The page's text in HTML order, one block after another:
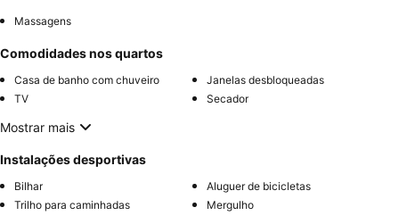
Massagens
Comodidades nos quartos
Casa de banho com chuveiro
Janelas desbloqueadas
TV
Secador
Mostrar mais
Instalações desportivas
Bilhar
Aluguer de bicicletas
Trilho para caminhadas
Mergulho